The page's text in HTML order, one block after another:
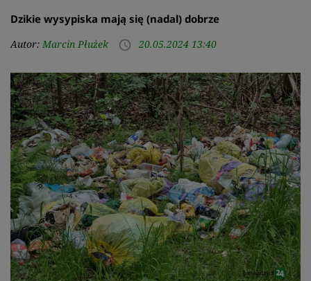
Dzikie wysypiska mają się (nadal) dobrze
Autor: Marcin Płużek access_time 20.05.2024 13:40